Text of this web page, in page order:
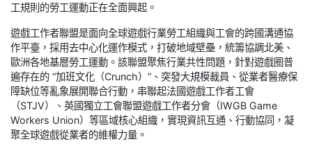
工規則的勞工運動正在全面興起。
遊戲工作者聯盟是面向全球遊戲行業勞工組織與工會的跨國溝通協
作平臺，採用去中心化運作模式，打破地域壁壘，統籌協調北美、
歐洲各地基層勞工運動。該聯盟聚焦行業共性問題，針對遊戲圈普
遍存在的 “加班文化（Crunch）”、突發大規模裁員、從業者醫療保
障缺位等亂象展開聯合行動，串聯起法國遊戲工作者工會
（STJV）、英國獨立工會聯盟遊戲工作者分會（IWGB Game
Workers Union）等區域核心組織，實現資訊互通、行動協同，凝
聚全球遊戲從業者的維權力量。